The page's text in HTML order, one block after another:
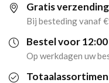
cl)
aantal
Gratis
Bij besteding vanaf
Bestel voor
Op werkdagen uw